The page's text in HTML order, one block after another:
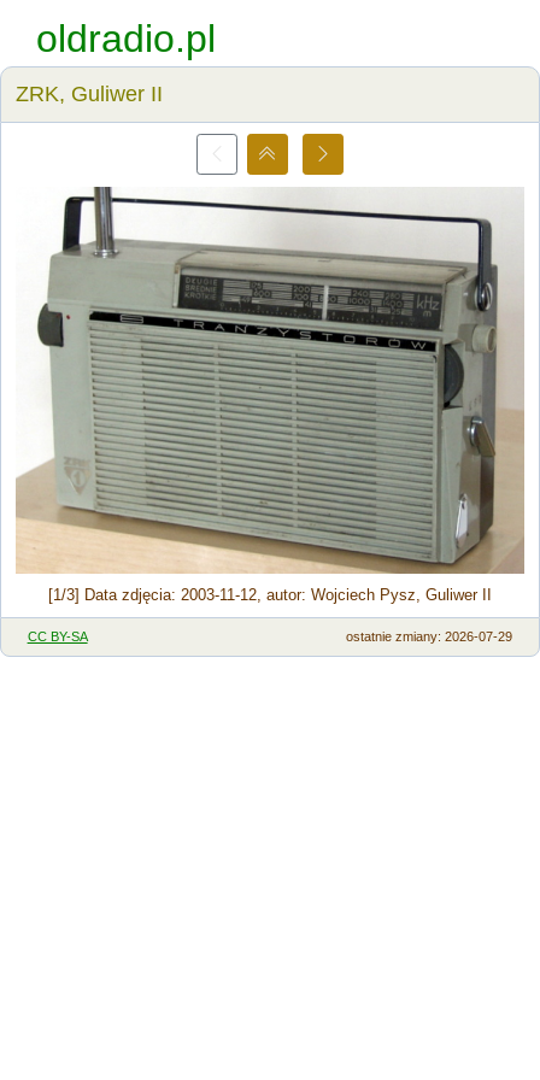
oldradio.pl
ZRK, Guliwer II
[1/3] Data zdjęcia: 2003-11-12, autor: Wojciech Pysz, Guliwer II
CC BY-SA ostatnie zmiany: 2026-07-29